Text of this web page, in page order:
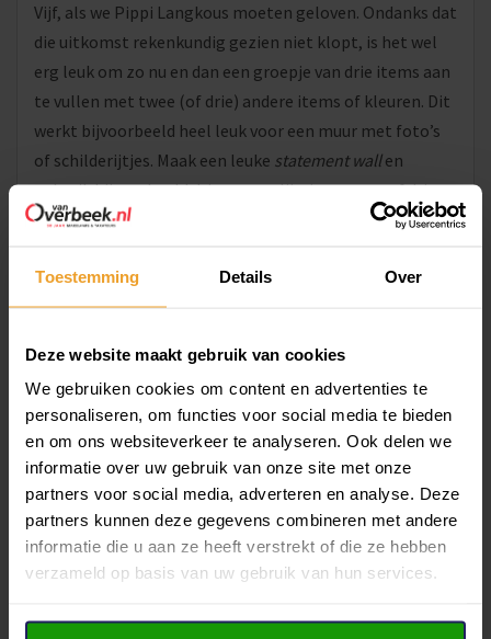
Toestemming Details Over
Deze website maakt gebruik van cookies
We gebruiken cookies om content en advertenties te
personaliseren, om functies voor social media te bieden
en om ons websiteverkeer te analyseren. Ook delen we
informatie over uw gebruik van onze site met onze
partners voor social media, adverteren en analyse. Deze
partners kunnen deze gegevens combineren met andere
informatie die u aan ze heeft verstrekt of die ze hebben
verzameld op basis van uw gebruik van hun services.
Vijf, als we Pippi Langkous moeten geloven. Ondanks dat
die uitkomst rekenkundig gezien niet klopt, is het wel
erg leuk om zo nu en dan een groepje van drie items aan
te vullen met twee (of drie) andere items of kleuren. Dit
werkt bijvoorbeeld heel leuk voor een muur met foto’s
of schilderijtjes. Maak een leuke statement wallen
gebruik bijvoorbeeld drie zwarte lijstje en twee of drie
witte. Momenteel zie je ook steeds vaker dat de televisie
schilderijtjes, hier kun je de ‘regel van drie’ ook goed
toepassen!